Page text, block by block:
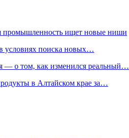
промышленность ищет новые ниши
условиях поиска новых…
— о том, как изменился реальный…
в Алтайском крае за…